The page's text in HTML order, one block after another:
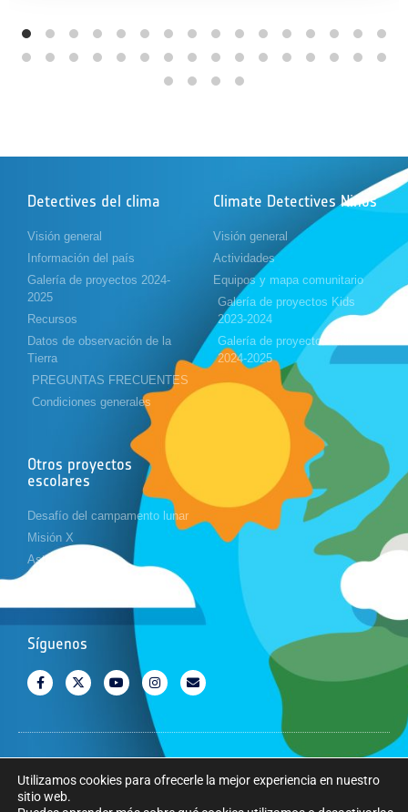
Detectives del clima
Visión general
Información del país
Galería de proyectos 2024-
2025
Recursos
Datos de observación de la
Tierra
PREGUNTAS FRECUENTES
Condiciones generales
Climate Detectives Niños
Visión general
Actividades
Equipos y mapa comunitario
Galería de proyectos Kids
2023-2024
Galería de proyectos Kids
2024-2025
Otros proyectos
escolares
Desafío del campamento lunar
Misión X
Astropi
Síguenos
Utilizamos cookies para ofrecerle la mejor experiencia en nuestro
sitio web.